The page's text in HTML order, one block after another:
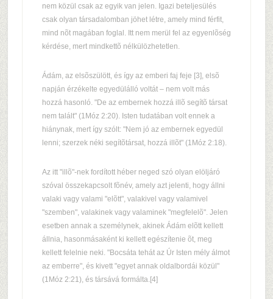
nem közül csak az egyik van jelen. Igazi beteljesülés
csak olyan társadalomban jöhet létre, amely mind férfit,
mind nõt magában foglal. Itt nem merül fel az egyenlõség
kérdése, mert mindkettõ nélkülözhetetlen.
Ádám, az elsõszülött, és így az emberi faj feje [3], elsõ
napján érzékelte egyedülálló voltát – nem volt más
hozzá hasonló. "De az embernek hozzá illõ segítõ társat
nem talált" (1Móz 2:20). Isten tudatában volt ennek a
hiánynak, mert így szólt: "Nem jó az embernek egyedül
lenni; szerzek néki segítõtársat, hozzá illõt" (1Móz 2:18).
Az itt "illõ"-nek fordított héber neged szó olyan elöljáró
szóval összekapcsolt fõnév, amely azt jelenti, hogy állni
valaki vagy valami "elõtt", valakivel vagy valamivel
"szemben", valakinek vagy valaminek "megfelelõ". Jelen
esetben annak a személynek, akinek Ádám elõtt kellett
állnia, hasonmásaként ki kellett egészítenie õt, meg
kellett felelnie neki. "Bocsáta tehát az Úr Isten mély álmot
az emberre", és kivett "egyet annak oldalbordái közül"
(1Móz 2:21), és társává formálta.[4]